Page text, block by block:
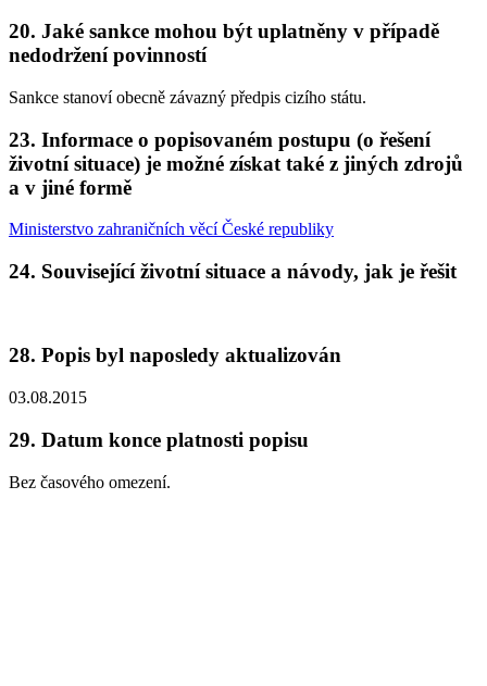
20. Jaké sankce mohou být uplatněny v případě
nedodržení povinností
Sankce stanoví obecně závazný předpis cizího státu.
23. Informace o popisovaném postupu (o řešení
životní situace) je možné získat také z jiných zdrojů
a v jiné formě
Ministerstvo zahraničních věcí České republiky
24. Související životní situace a návody, jak je řešit
28. Popis byl naposledy aktualizován
03.08.2015
29. Datum konce platnosti popisu
Bez časového omezení.